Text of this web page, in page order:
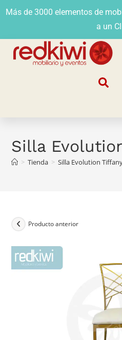
Más de 3000 elementos de
a un
Silla
> Tienda > Silla Evolution
Producto anterior